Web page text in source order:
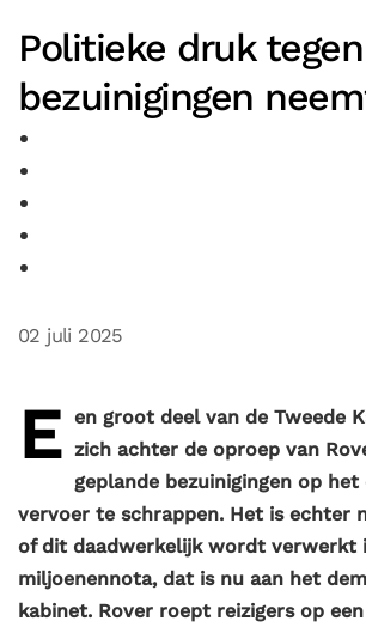
Politieke druk
bezuinigingen
02 juli 2025
E en groot deel van de Tweede
zich achter de oproep van
geplande bezuinigingen op het
vervoer te schrappen. Het is echter
of dit daadwerkelijk wordt verwerkt
miljoenennota, dat is nu aan het
kabinet. Rover roept reizigers op